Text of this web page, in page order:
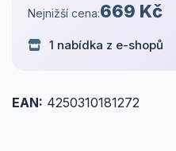
Nejnižší cena:669 Kč
1 nabídka z e-shopů
EAN: 4250310181272